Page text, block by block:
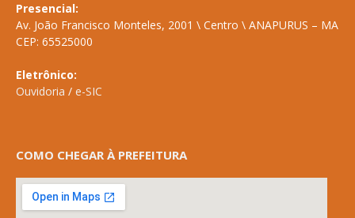
Presencial:
Av. João Francisco Monteles, 2001 \ Centro \ ANAPURUS – MA
CEP: 65525000
Eletrônico:
Ouvidoria / e-SIC
COMO CHEGAR À PREFEITURA